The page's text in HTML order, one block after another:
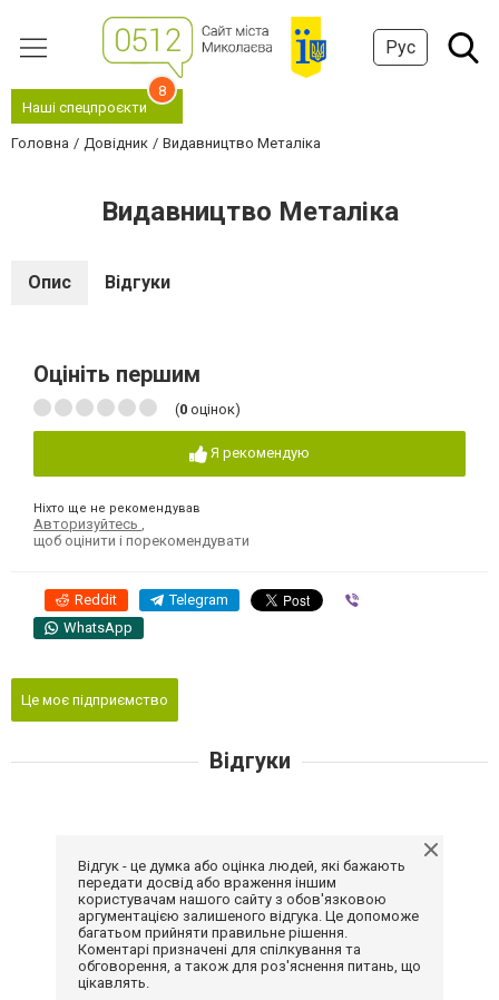
Рус
Наші спецпроєкти
8
Головна Довідник Видавництво Металіка
Видавництво Металіка
Опис Відгуки
Оцініть першим
(0 оцінок)
Я рекомендую
Ніхто ще не рекомендував
Авторизуйтесь
щоб оцінити і порекомендувати
Reddit Telegram
WhatsApp
Це моє підприємство
Відгуки
Відгук - це думка або оцінка людей, які бажають
передати досвід або враження іншим
користувачам нашого сайту з обов'язковою
аргументацією залишеного відгука. Це допоможе
багатьом прийняти правильне рішення.
Коментарі призначені для спілкування та
обговорення, а також для роз'яснення питань, що
цікавлять.